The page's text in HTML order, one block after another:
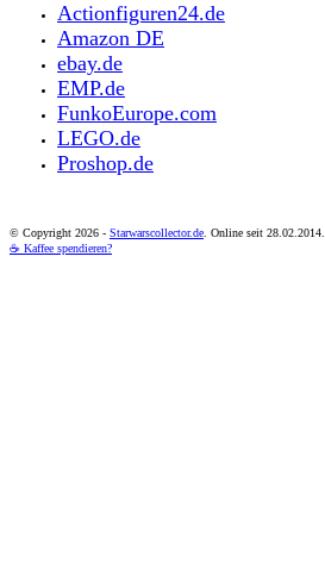
Actionfiguren24.de
Amazon DE
ebay.de
EMP.de
FunkoEurope.com
LEGO.de
Proshop.de
© Copyright 2026 - Starwarscollector.de. Online seit 28.02.2014.
☕ Kaffee spendieren?